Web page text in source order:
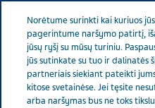
Lithuania Rūpinamės sveikata
dalykai, sustiprinantys mano
Norėtume surinkti kai kuriuos
pagerintume naršymo patirtį,
jūsų ryšį su mūsų turiniu.
jūs sutinkate su tuo ir dalinatės
partneriais siekiant pateikti
kitose svetainėse. Jei tęsite
arba naršymas bus ne toks